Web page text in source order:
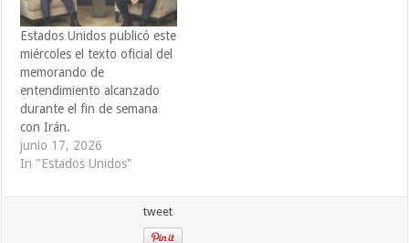
Estados Unidos publicó este
miércoles el texto oficial del
memorando de
entendimiento alcanzado
durante el fin de semana
con Irán.
junio 17, 2026
In "Estados Unidos"
tweet